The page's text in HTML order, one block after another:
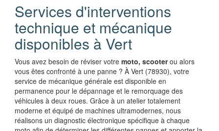
Services d'interventions
technique et mécanique
disponibles à Vert
Vous avez besoin de réviser votre moto, scooterou alors
vous êtes confronté à une panne ? À Vert (78930), votre
service de mécanique générale est disponible en
permanence pour le dépannage et le remorquage des
véhicules à deux roues. Grâce à un atelier totalement
moderne et équipé de machines ultramodernes, nous
réalisons un diagnostic électronique spécifique à chaque